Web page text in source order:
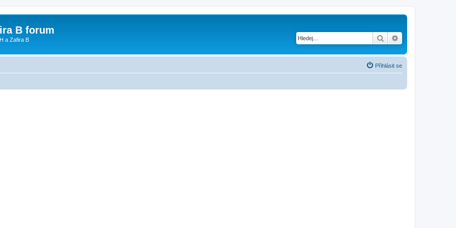
B forum
a Zafira B Hledat
Přihlásit se